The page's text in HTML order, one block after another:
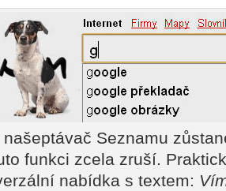
Seznamu
funkci zcela zruší.
nabídka s textem: